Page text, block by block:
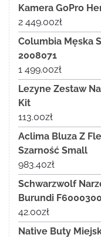
Kamera GoPro
2 449.00zł
Columbia Męska
2008071
1 499.00zł
Lezyne Zestaw
Kit
113.00zł
Aclima Bluza Z
Szarność Small
983.40zł
Schwarzwolf
Burundi
42.00zł
Native Buty